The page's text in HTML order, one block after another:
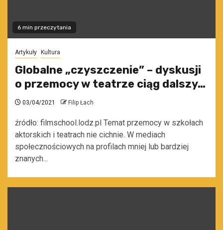
6 min przeczytania
Artykuły Kultura
Globalne „czyszczenie” – dyskusji
o przemocy w teatrze ciąg dalszy…
03/04/2021 Filip Łach
źródło: filmschool.lodz.pl Temat przemocy w szkołach
aktorskich i teatrach nie cichnie. W mediach
społecznościowych na profilach mniej lub bardziej
znanych...